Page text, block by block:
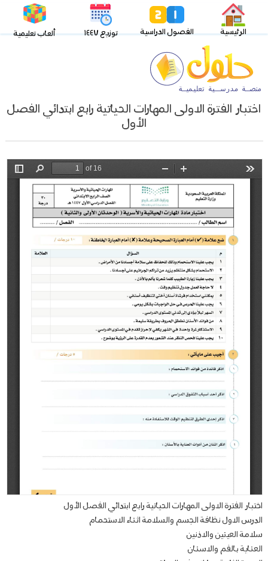
الرئيسية الفصول الدراسية توزيع ١٤٤٧ ألعاب تعليمية
اختبار الفترة الاولى المهارات الحياتية رابع ابتدائي الفصل
الأول
اختبار الفترة الاولى المهارات الحياتية رابع ابتدائي الفصل الأول
الدرس الاول نظافة الجسم والسلامة اثناء الاستحمام
سلامة العينين والاذنين
العناية بالفم والاسنان